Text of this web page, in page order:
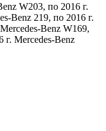
W203, по 2016 г.
Benz 219, по 2016 г.
Benz W169,
г. Mercedes-Benz